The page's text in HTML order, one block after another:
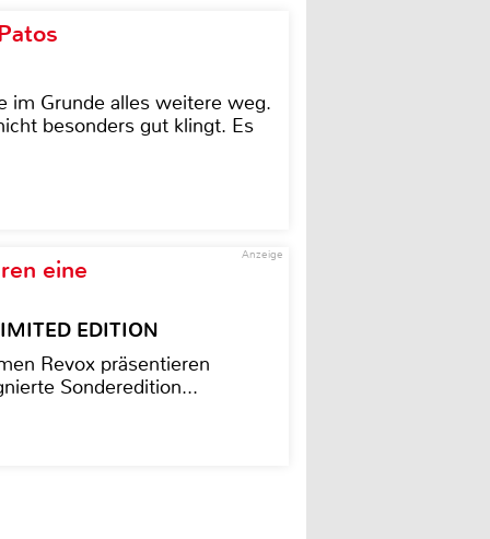
im Grunde alles weitere weg.
besonders gut klingt. Es
Anzeige
eine
EDITION
Revox präsentieren
Sonderedition...